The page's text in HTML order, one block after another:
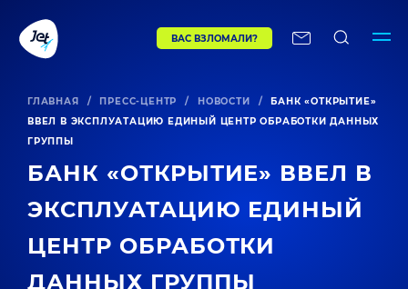
ВАС ВЗЛОМАЛИ?
ГЛАВНАЯ / ПРЕСС-ЦЕНТР / НОВОСТИ /
БАНК «ОТКРЫТИЕ»
ВВЕЛ В ЭКСПЛУАТАЦИЮ ЕДИНЫЙ ЦЕНТР ОБРАБОТКИ ДАННЫХ
ГРУППЫ
БАНК «ОТКРЫТИЕ» ВВЕЛ В
ЭКСПЛУАТАЦИЮ ЕДИНЫЙ
ЦЕНТР ОБРАБОТКИ
ДАННЫХ ГРУППЫ